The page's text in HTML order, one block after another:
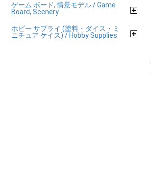
ゲーム ボード, 情景モデル / Game
Board, Scenery
ホビー サプライ (塗料・ダイス・ミ
ニチュア ケイス) / Hobby Supplies